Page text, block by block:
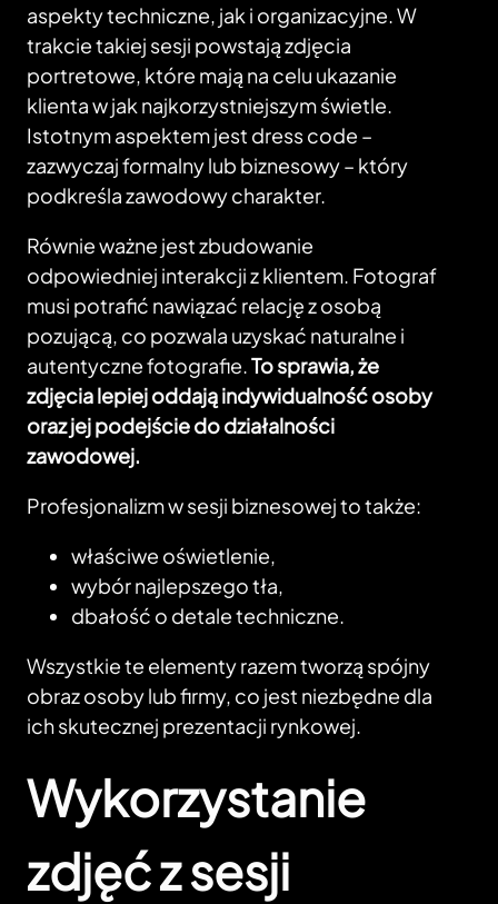
aspekty techniczne, jak i organizacyjne. W
trakcie takiej sesji powstają zdjęcia
portretowe, które mają na celu ukazanie
klienta w jak najkorzystniejszym świetle.
Istotnym aspektem jest dress code –
zazwyczaj formalny lub biznesowy – który
podkreśla zawodowy charakter.
Równie ważne jest zbudowanie
odpowiedniej interakcji z klientem. Fotograf
musi potrafić nawiązać relację z osobą
pozującą, co pozwala uzyskać naturalne i
autentyczne fotografie.To sprawia, że
zdjęcia lepiej oddają indywidualność osoby
oraz jej podejście do działalności
zawodowej.
Profesjonalizm w sesji biznesowej to także:
właściwe oświetlenie,
wybór najlepszego tła,
dbałość o detale techniczne.
Wszystkie te elementy razem tworzą spójny
obraz osoby lub firmy, co jest niezbędne dla
ich skutecznej prezentacji rynkowej.
Wykorzystanie
zdjęć z sesji